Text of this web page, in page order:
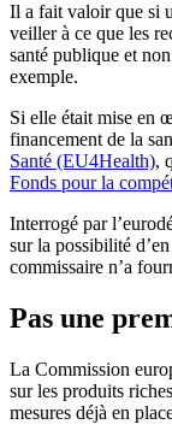
Il a fait valoir que si
veiller à ce que les
santé publique et
exemple.
Si elle était mise en
financement de la
Santé (EU4Health),
Fonds pour la
Interrogé par
sur la possibilité
commissaire n’a
Pas une
La Commission
sur les produits
mesures déjà en